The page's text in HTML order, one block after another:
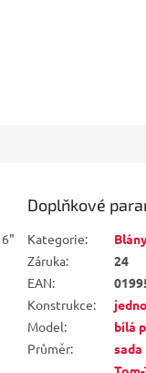
Doplňkové
Kategorie:
Záruka:
24
EAN:
Konstrukce:
Model:
bílá
Průměr: sada